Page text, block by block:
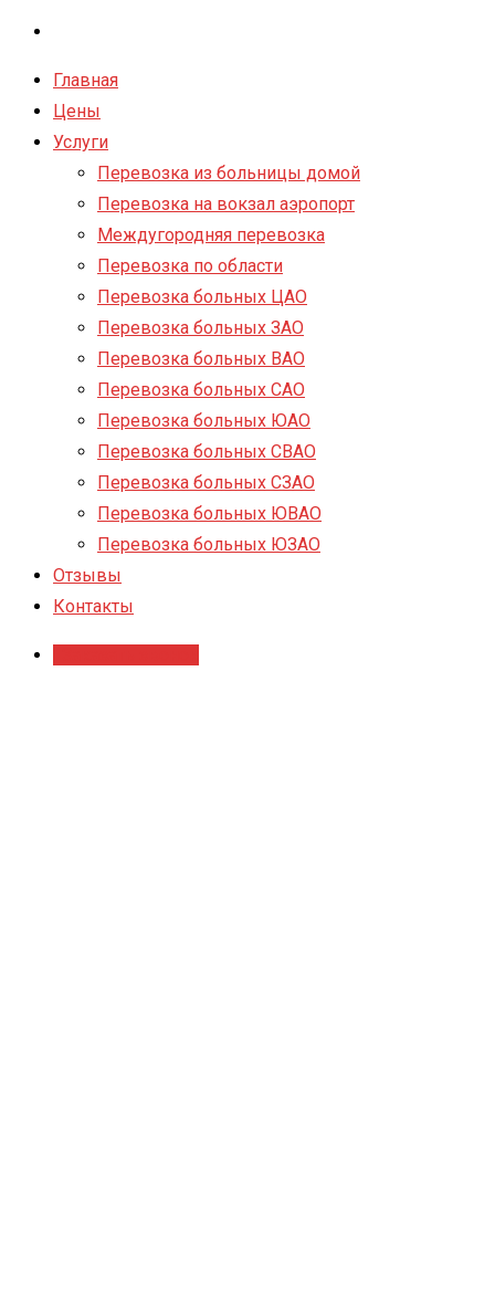
Главная
Цены
Услуги
Перевозка из больницы домой
Перевозка на вокзал аэропорт
Междугородняя перевозка
Перевозка по области
Перевозка больных ЦАО
Перевозка больных ЗАО
Перевозка больных ВАО
Перевозка больных САО
Перевозка больных ЮАО
Перевозка больных СВАО
Перевозка больных СЗАО
Перевозка больных ЮВАО
Перевозка больных ЮЗАО
Отзывы
Контакты